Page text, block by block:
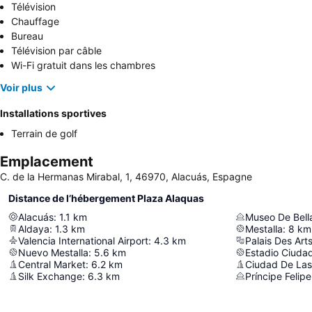
Télévision
Chauffage
Bureau
Télévision par câble
Wi-Fi gratuit dans les chambres
Voir plus
Installations sportives
Terrain de golf
Emplacement
C. de la Hermanas Mirabal, 1, 46970, Alacuás, Espagne
Distance de l’hébergement Plaza Alaquas
Alacuás: 1.1 km
Aldaya: 1.3 km
Valencia International Airport: 4.3 km
Nuevo Mestalla: 5.6 km
Central Market: 6.2 km
Silk Exchange: 6.3 km
Museo De
Mestalla: 8 km
Palais Des
Estadio
Ciudad De
Príncipe